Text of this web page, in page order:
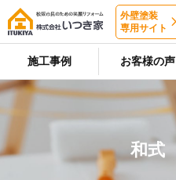
外壁塗装
専用サイト
施工事例 お客様の声
和式